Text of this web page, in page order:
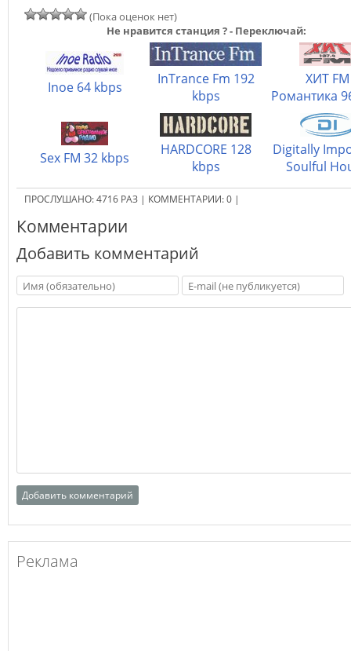
(Пока оценок нет)
Не нравится станция ? - Переключай:
Inoe 64 kbps
InTrance Fm 192
kbps
ХИТ FM
Романтика
Sex FM 32 kbps
HARDCORE 128
kbps
Digitally
Soulful
ПРОСЛУШАНО:4716 РАЗ | КОММЕНТАРИИ:0 |
Комментарии
Добавить комментарий
Реклама